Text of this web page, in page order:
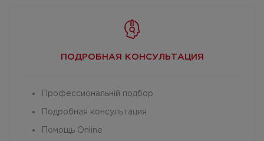
ПОДРОБНАЯ КОНСУЛЬТАЦИЯ
Профессиональній подбор
Подробная консультация
Помощь Online